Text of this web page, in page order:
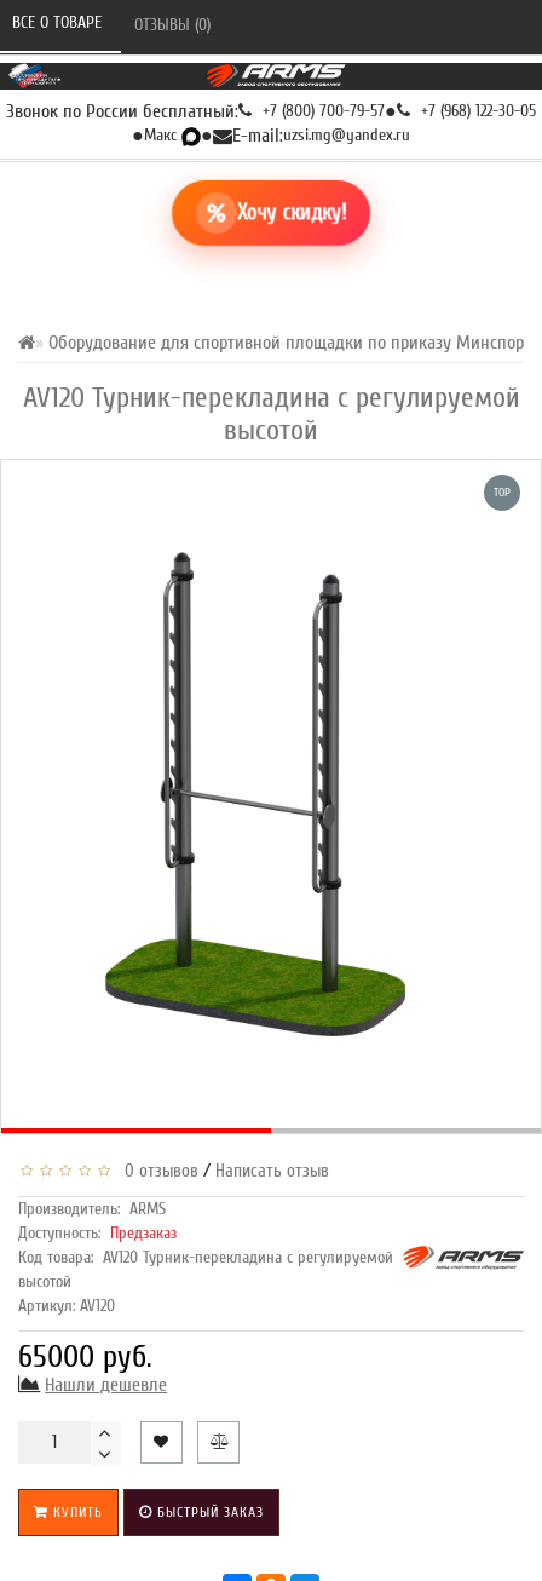
Звонок по России бесплатный: +7 (800) 700-79-57● +7 (968) 122-30-05
●Макс ● E-mail:uzsi.mg@yandex.ru
Хочу скидку!
Оборудование для спортивной площадки по приказу Минспорта
AV120 Турник-перекладина с регулируемой
высотой
ВСЕ О ТОВАРЕ ОТЗЫВЫ (0)
TOP
0 отзывов / Написать отзыв
Производитель: ARMS
Доступность: Предзаказ
Код товара: AV120 Турник-перекладина с регулируемой
высотой
Артикул: AV120
65000 руб.
Нашли дешевле
КУПИТЬ БЫСТРЫЙ ЗАКАЗ